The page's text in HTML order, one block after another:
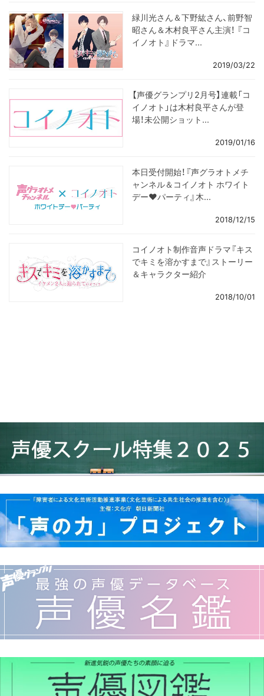
緑川光さん＆下野紘さん、前野智
昭さん＆木村良平さん主演！ 『コ
イノオト』ドラマ...
2019/03/22
【声優グランプリ2月号】連載「コ
イノオト」は木村良平さんが登
場！未公開ショット...
2019/01/16
本日受付開始！『声グラオトメチ
ャンネル＆コイノオト ホワイト
デー♥パーティ』木...
2018/12/15
コイノオト制作音声ドラマ『キス
でキミを溶かすまで』ストーリー
＆キャラクター紹介
2018/10/01